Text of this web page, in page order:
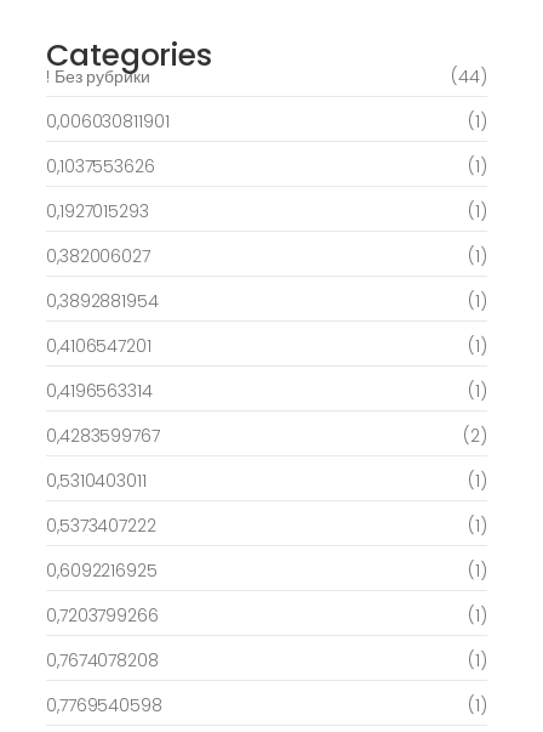
Categories
! Без рубрики
(44)
0,006030811901
(1)
0,1037553626
(1)
0,1927015293
(1)
0,382006027
(1)
0,3892881954
(1)
0,4106547201
(1)
0,4196563314
(1)
0,4283599767
(2)
0,5310403011
(1)
0,5373407222
(1)
0,6092216925
(1)
0,7203799266
(1)
0,7674078208
(1)
0,7769540598
(1)